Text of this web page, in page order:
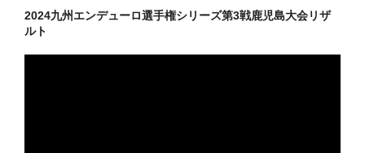
2024九州エンデューロ選手権シリーズ第3戦鹿児島大会リザ
ルト